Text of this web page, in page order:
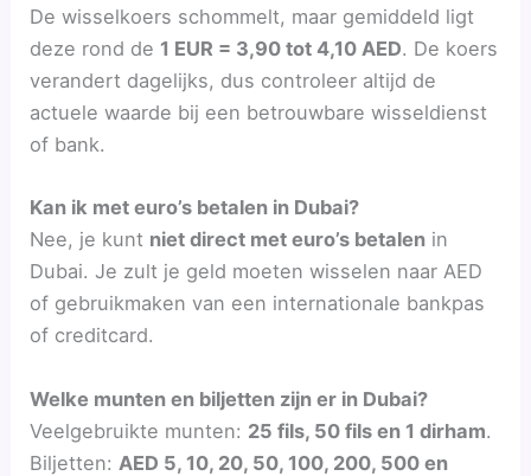
De wisselkoers schommelt, maar gemiddeld ligt
deze rond de 1 EUR = 3,90 tot 4,10 AED. De koers
verandert dagelijks, dus controleer altijd de
actuele waarde bij een betrouwbare wisseldienst
of bank.
Kan ik met euro’s betalen in Dubai?
Nee, je kunt niet direct met euro’s betalen in
Dubai. Je zult je geld moeten wisselen naar AED
of gebruikmaken van een internationale bankpas
of creditcard.
Welke munten en biljetten zijn er in Dubai?
Veelgebruikte munten: 25 fils, 50 fils en 1 dirham.
Biljetten: AED 5, 10, 20, 50, 100, 200, 500 en